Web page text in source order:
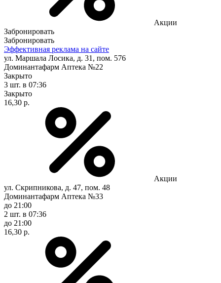
Акции
Забронировать
Забронировать
Эффективная реклама на сайте
ул. Маршала Лосика, д. 31, пом. 576
Доминантафарм Аптека №22
Закрыто
3 шт. в 07:36
Закрыто
16,30 р.
Акции
ул. Скрипникова, д. 47, пом. 48
Доминантафарм Аптека №33
до 21:00
2 шт. в 07:36
до 21:00
16,30 р.